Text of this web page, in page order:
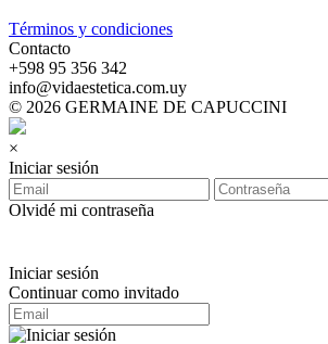
Términos y condiciones
Contacto
‪+598 95 356 342‬
info@vidaestetica.com.uy
© 2026 GERMAINE DE CAPUCCINI
×
Iniciar sesión
Olvidé mi contraseña
Iniciar sesión
Continuar como invitado